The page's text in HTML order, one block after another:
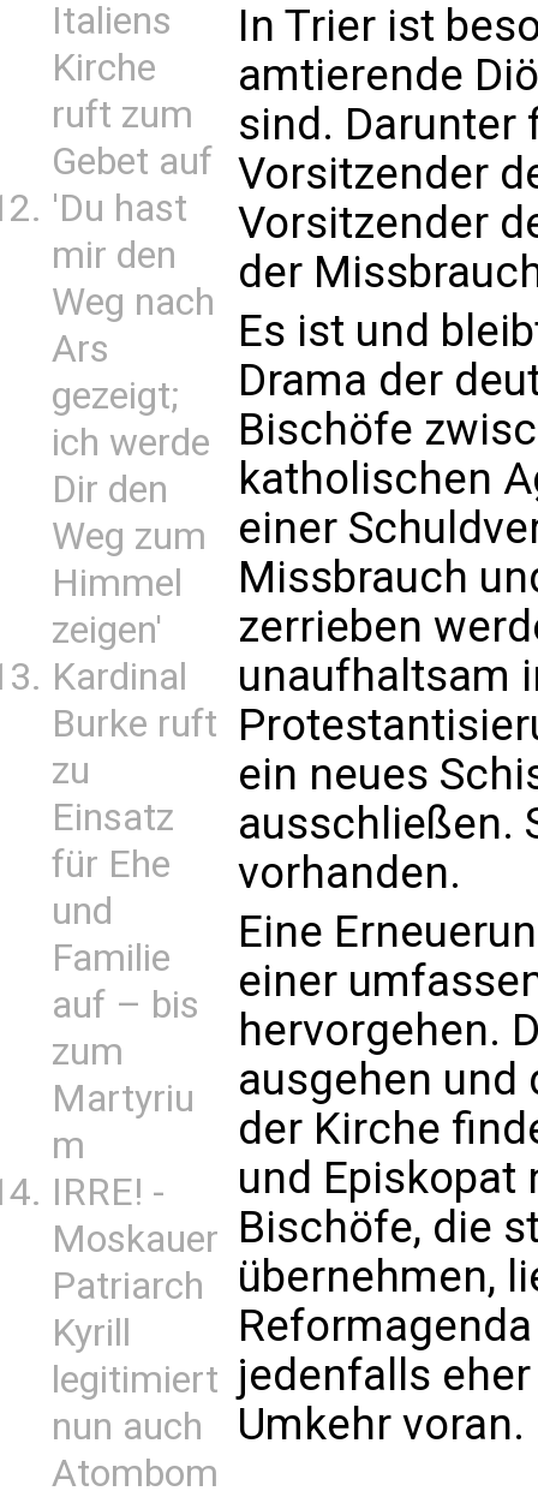
Italiens
Kirche
ruft zum
Gebet auf
'Du hast
mir den
Weg nach
Ars
gezeigt;
ich werde
Dir den
Weg zum
Himmel
zeigen'
Kardinal
Burke ruft
zu
Einsatz
für Ehe
und
Familie
auf – bis
zum
Martyriu
m
IRRE! -
Moskauer
Patriarch
Kyrill
legitimiert
nun auch
Atombom
In Trier ist
amtierende
sind. Darunter
Vorsitzender
Vorsitzender
der
Es ist und
Drama der
Bischöfe
katholischen
einer
Missbrauch
zerrieben
unaufhaltsam
ein neues
ausschließen.
vorhanden.
Eine
einer
hervorgehen.
ausgehen und
der Kirche
und
Bischöfe, die
übernehmen,
jedenfalls
Umkehr voran.